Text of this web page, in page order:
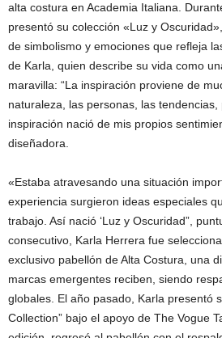
alta costura en Academia Italiana.
presentó su colección «Luz y
de simbolismo y emociones que refleja
de Karla, quien describe su vida como
maravilla: “La inspiración proviene de
naturaleza, las personas, las
inspiración nació de mis propios
diseñadora.
«Estaba atravesando una situación
experiencia surgieron ideas especiales
trabajo. Así nació ‘Luz y Oscuridad”,
consecutivo, Karla Herrera fue
exclusivo pabellón de Alta Costura, una
marcas emergentes reciben, siendo
globales. El año pasado, Karla presentó
Collection” bajo el apoyo de The Vogue